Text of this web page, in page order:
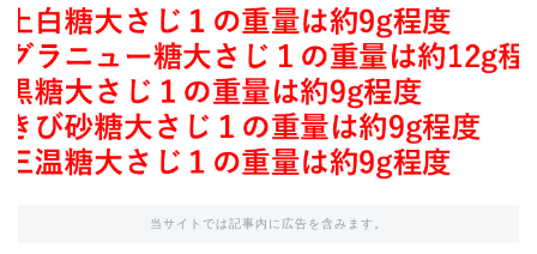
当サイトでは記事内に広告を含みます。